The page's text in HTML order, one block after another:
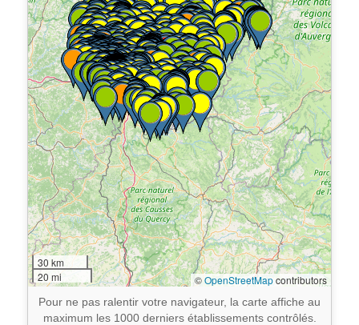
Bilhac 1
Bort-les-Orgues 31
Branceilles 2
Brignac-la-Plaine 4
Brive-la-Gaillarde 465
Bugeat 16
Camps-Saint-Mathurin-Léobazel
30 km
20 mi
©OpenStreetMapcontributors
Pour ne pas ralentir votre navigateur, la carte affiche au
maximum les 1000 derniers établissements contrôlés.